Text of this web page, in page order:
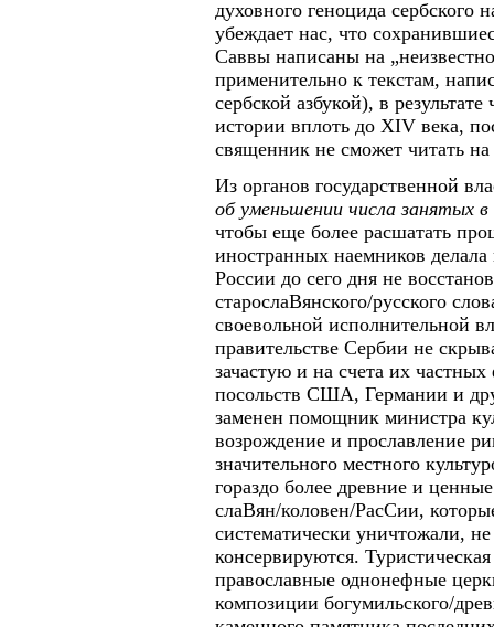
духовного геноцида сербского
убеждает нас, что
Саввы написаны на
применительно к текстам,
сербской азбукой), в
истории вплоть до XIV века,
священник не сможет читать
Из органов государственной
об уменьшении числа занятых в
чтобы еще более расшатать
иностранных наемников
России до сего дня не
старослаВянского/русского
своевольной исполнительной
правительстве Сербии не
зачастую и на счета их
посольств США, Германии и
заменен помощник министра
возрождение и прославление
значительного местного
гораздо более древние и
слаВян/коловен/РасСии,
систематически уничтожали,
консервируются.
православные однонефные
композиции богумильского/